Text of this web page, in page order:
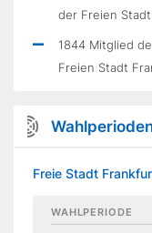
der Freien
1844 Mitglied
Freien Stadt
Freie Stadt
WAHLPERIODE